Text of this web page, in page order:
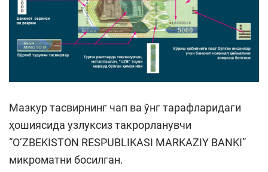
Мазкур тасвирнинг чап ва ўнг тарафларидаги
ҳошиясида узлуксиз такрорланувчи
“O‘ZBEKISTON RESPUBLIKASI MARKAZIY BANKI”
микроматни босилган.